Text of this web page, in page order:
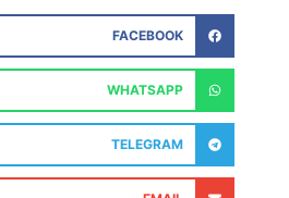
FACEBOOK
WHATSAPP
TELEGRAM